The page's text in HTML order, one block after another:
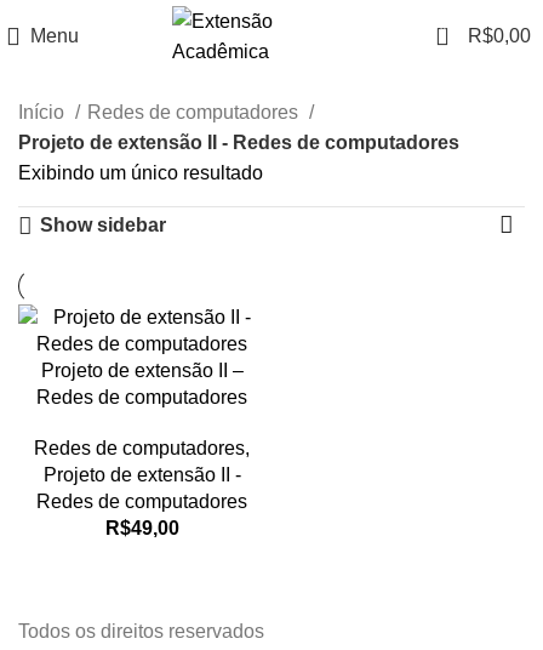
Menu 0 R$0,00
Início
Redes de computadores
Projeto de extensão II - Redes de computadores
Exibindo um único resultado
Show sidebar
Projeto de extensão II –
Redes de computadores
Redes de computadores,
Projeto de extensão II -
Redes de computadores
R$49,00
Todos os direitos reservados